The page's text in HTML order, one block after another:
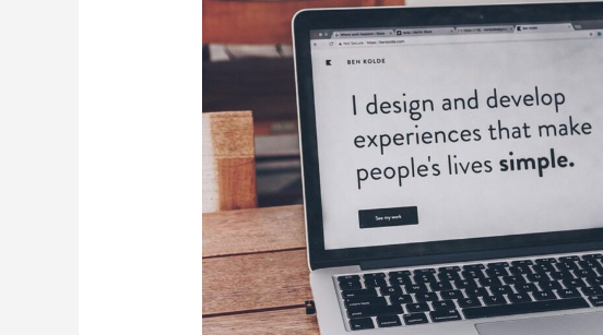
Website
Ampuh
Mencuri
Perhatian
Pelanggan